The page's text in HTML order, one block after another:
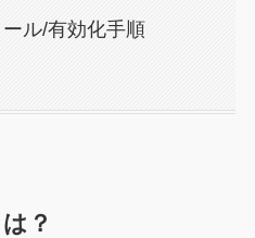
ル/有効化手順
？